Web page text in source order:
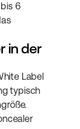
6
in der
Label
typisch